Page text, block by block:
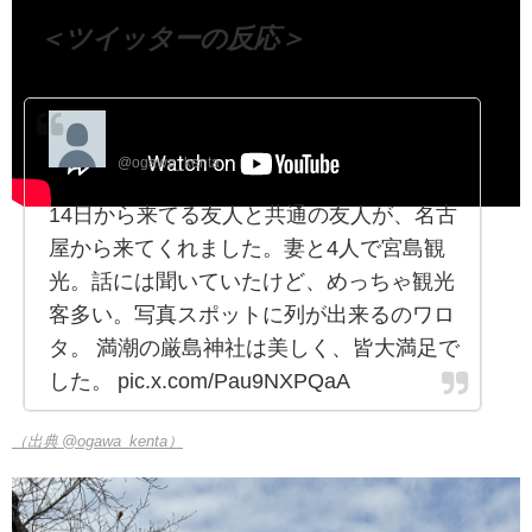
＜ツイッターの反応＞
@ogawa_kenta
14日から来てる友人と共通の友人が、名古
屋から来てくれました。妻と4人で宮島観
光。話には聞いていたけど、めっちゃ観光
客多い。写真スポットに列が出来るのワロ
タ。 満潮の厳島神社は美しく、皆大満足で
した。 pic.x.com/Pau9NXPQaA
（出典 @ogawa_kenta）